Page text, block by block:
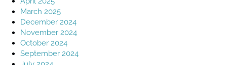
March 2025
December 2024
November 2024
October 2024
September 2024